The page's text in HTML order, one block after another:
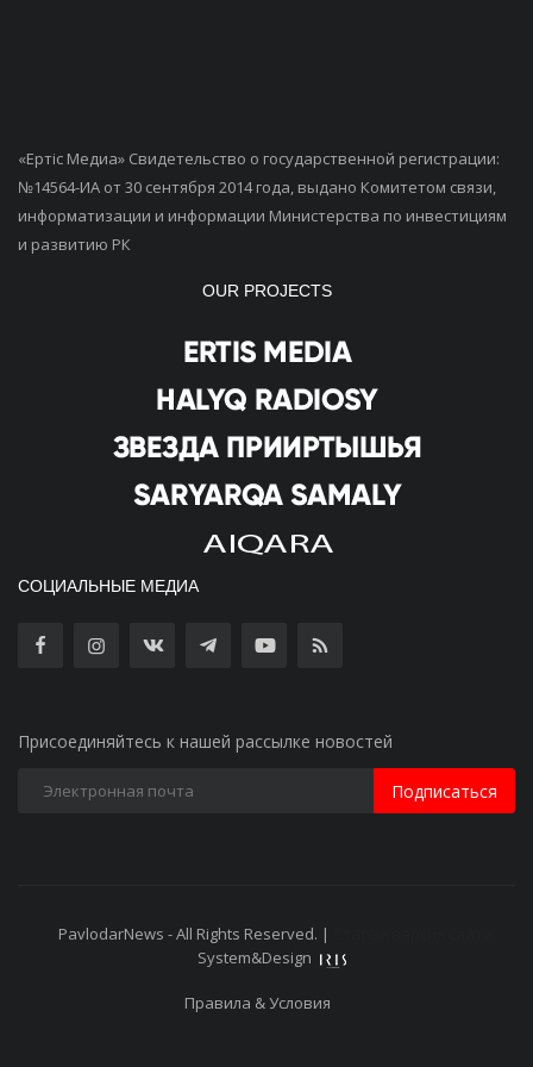
«Ертiс Медиа» Свидетельство о государственной регистрации:
№14564-ИА от 30 сентября 2014 года, выдано Комитетом связи,
информатизации и информации Министерства по инвестициям
и развитию РК
OUR PROJECTS
СОЦИАЛЬНЫЕ МЕДИА
Присоединяйтесь к нашей рассылке новостей
Подписаться
PavlodarNews - All Rights Reserved. |
System&Design
Правила & Условия